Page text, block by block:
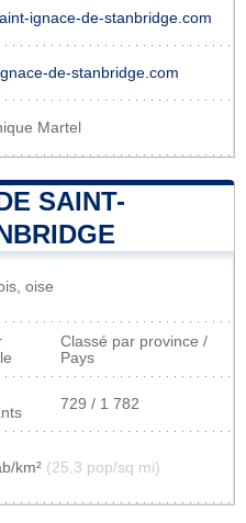
ignace-de-stanbridge.com
de-stanbridge.com
Martel
SAINT-
oise
Classé par province /
Pays
729 / 1 782
km² (25,3 pop/sq mi)